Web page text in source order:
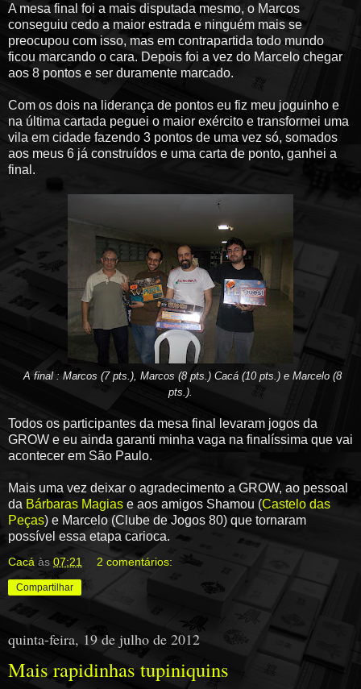
A mesa final foi a mais disputada mesmo, o Marcos
conseguiu cedo a maior estrada e ninguém mais se
preocupou com isso, mas em contrapartida todo mundo
ficou marcando o cara. Depois foi a vez do Marcelo chegar
aos 8 pontos e ser duramente marcado.
Com os dois na liderança de pontos eu fiz meu joguinho e
na última cartada peguei o maior exército e transformei uma
vila em cidade fazendo 3 pontos de uma vez só, somados
aos meus 6 já construídos e uma carta de ponto, ganhei a
final.
A final : Marcos (7 pts.), Marcos (8 pts.) Cacá (10 pts.) e Marcelo (8
pts.).
Todos os participantes da mesa final levaram jogos da
GROW e eu ainda garanti minha vaga na finalíssima que vai
acontecer em São Paulo.
Mais uma vez deixar o agradecimento a GROW, ao pessoal
da Bárbaras Magias e aos amigos Shamou (Castelo das
Peças) e Marcelo (Clube de Jogos 80) que tornaram
possível essa etapa carioca.
Cacá às 07:21 2 comentários:
Compartilhar
quinta-feira, 19 de julho de 2012
Mais rapidinhas tupiniquins